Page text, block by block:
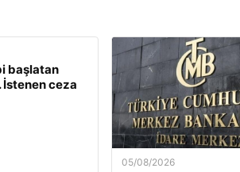
başlatan
ceza
05/08/2026